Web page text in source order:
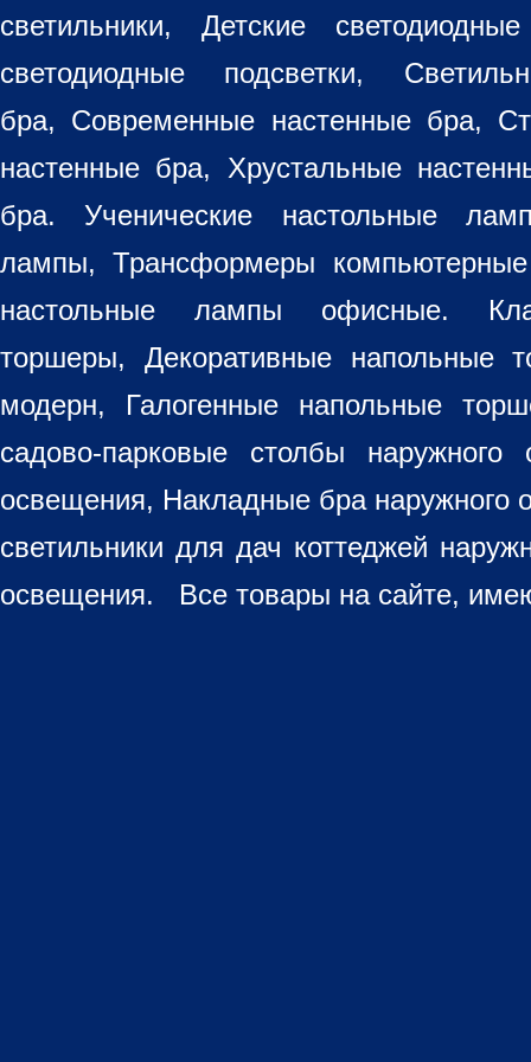
светильники, Детские
светодиодные подсветки,
бра, Современные настенные бра,
настенные бра, Хрустальные
бра. Ученические настольные
лампы, Трансформеры
настольные лампы офисные.
торшеры, Декоративные напольные
модерн, Галогенные напольные
садово-парковые столбы
освещения, Накладные бра наружного
светильники для дач коттеджей
освещения. Все товары на сайте,